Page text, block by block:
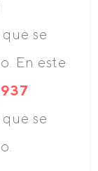
se
En este
se